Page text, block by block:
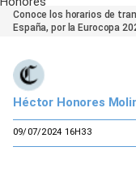
Conoce los horarios de
España, por la Eurocopa
Héctor Honores
09/07/2024 16H33